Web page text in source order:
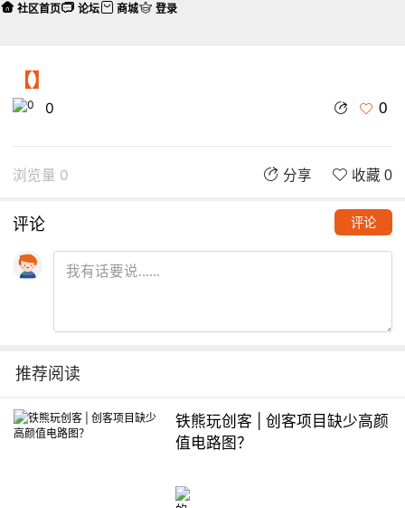
【】
0 0
浏览量 0 分享 收藏 0
评论 评论
推荐阅读
铁熊玩创客 | 创客项目缺少高颜
值电路图？
社区首页 论坛 商城 登录